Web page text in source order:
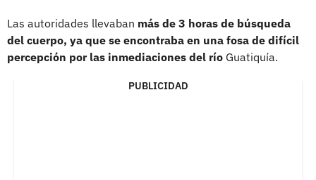
Las autoridades llevaban más de 3 horas de búsqueda
del cuerpo, ya que se encontraba en una fosa de difícil
percepción por las inmediaciones del río Guatiquía.
PUBLICIDAD